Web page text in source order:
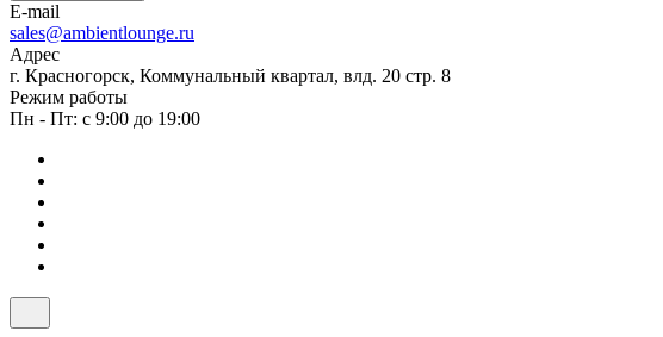
E-mail
sales@ambientlounge.ru
Адрес
г. Красногорск, Коммунальный квартал, влд. 20 стр. 8
Режим работы
Пн - Пт: с 9:00 до 19:00